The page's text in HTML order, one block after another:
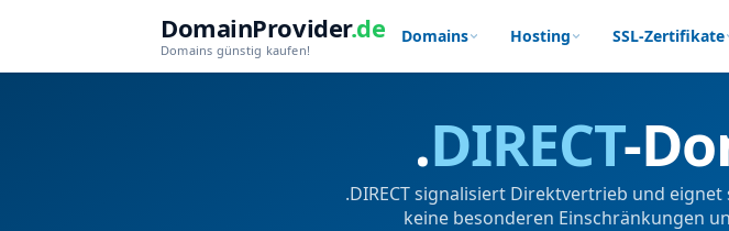
DomainProvider.de
Domains günstig kaufen!
Domains Hosting SSL-Zertifikate
.DIRECT-
.DIRECT signalisiert Direktvertrieb und
keine besonderen Einschränkungen